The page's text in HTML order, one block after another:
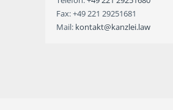
Fax: +49 221 29251681
Mail: kontakt@kanzlei.law